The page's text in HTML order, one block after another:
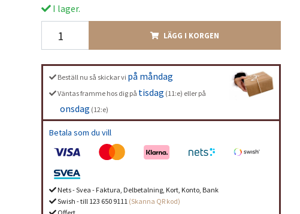
I lager.
LÄGG I KORGEN
Beställ nu så skickar vi på måndag
Väntas framme hos dig på tisdag (11:e) eller på
onsdag (12:e)
Betala som du vill
Nets - Svea - Faktura, Delbetalning, Kort, Konto, Bank
Swish - till 123 650 9111 (Skanna QR kod)